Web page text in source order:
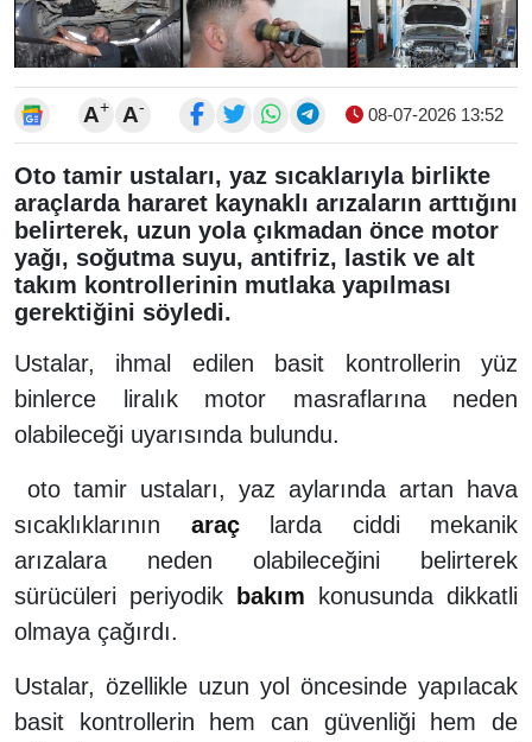
A+ A- 08-07-2026 13:52
Oto tamir ustaları, yaz sıcaklarıyla birlikte
araçlarda hararet kaynaklı arızaların arttığını
belirterek, uzun yola çıkmadan önce motor
yağı, soğutma suyu, antifriz, lastik ve alt
takım kontrollerinin mutlaka yapılması
gerektiğini söyledi.
Ustalar, ihmal edilen basit kontrollerin yüz
binlerce liralık motor masraflarına neden
olabileceği uyarısında bulundu.
oto tamir ustaları, yaz aylarında artan hava
sıcaklıklarının araçlarda ciddi mekanik
arızalara neden olabileceğini belirterek
sürücüleri periyodik
bakım konusunda dikkatli
olmaya çağırdı.
Ustalar, özellikle uzun yol öncesinde yapılacak
basit kontrollerin hem can güvenliği hem de